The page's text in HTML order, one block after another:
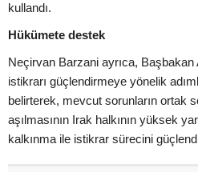
kullandı.
Hükümete destek
Neçirvan Barzani ayrıca,
istikrarı güçlendirmeye yönelik
belirterek, mevcut sorunların ortak
aşılmasının Irak halkının yüksek
kalkınma ile istikrar sürecini